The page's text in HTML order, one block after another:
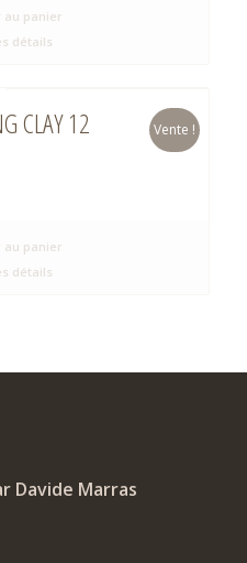
panier
détails
CLAY 12
Vente !
panier
détails
Davide Marras